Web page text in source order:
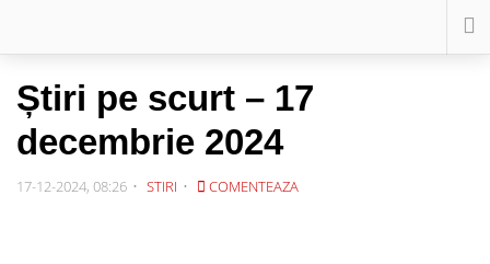
Știri pe scurt – 17
decembrie 2024
17-12-2024, 08:26 STIRI COMENTEAZA